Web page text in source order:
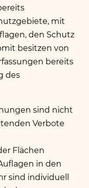
mit
den Schutz
besitzen von
bereits
des
sind nicht
Verbote
Flächen
in den
sind individuell